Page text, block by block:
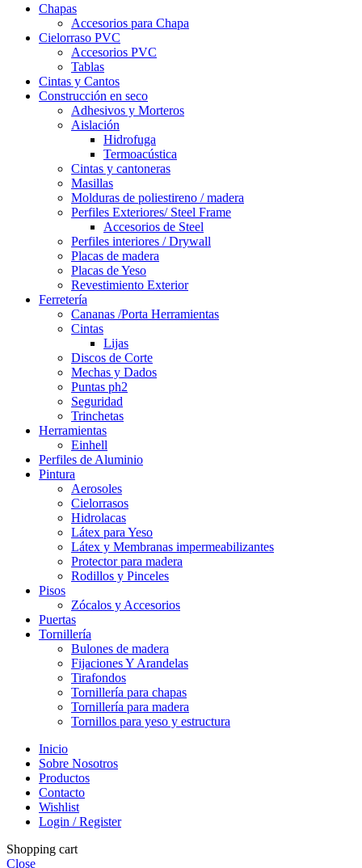
Chapas
Accesorios para Chapa
Cielorraso PVC
Accesorios PVC
Tablas
Cintas y Cantos
Construcción en seco
Adhesivos y Morteros
Aislación
Hidrofuga
Termoacústica
Cintas y cantoneras
Masillas
Molduras de poliestireno / madera
Perfiles Exteriores/ Steel Frame
Accesorios de Steel
Perfiles interiores / Drywall
Placas de madera
Placas de Yeso
Revestimiento Exterior
Ferretería
Cananas /Porta Herramientas
Cintas
Lijas
Discos de Corte
Mechas y Dados
Puntas ph2
Seguridad
Trinchetas
Herramientas
Einhell
Perfiles de Aluminio
Pintura
Aerosoles
Cielorrasos
Hidrolacas
Látex para Yeso
Látex y Membranas impermeabilizantes
Protector para madera
Rodillos y Pinceles
Pisos
Zócalos y Accesorios
Puertas
Tornillería
Bulones de madera
Fijaciones Y Arandelas
Tirafondos
Tornillería para chapas
Tornillería para madera
Tornillos para yeso y estructura
Inicio
Sobre Nosotros
Productos
Contacto
Wishlist
Login / Register
Shopping cart
Close